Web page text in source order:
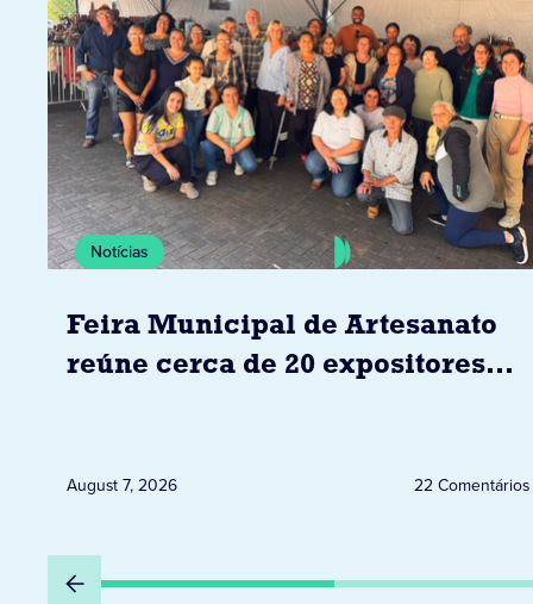
Notícias
Feira Municipal de Artesanato
reúne cerca de 20 expositores
August 7, 2026 22 Comentários